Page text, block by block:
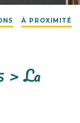
À PROXIMITÉ
> La